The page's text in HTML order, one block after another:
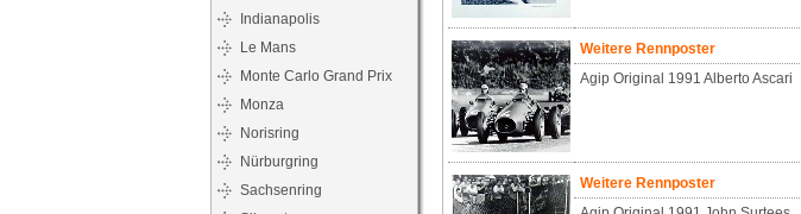
Indianapolis
Le Mans
Monte Carlo Grand Prix
Monza
Norisring
Nürburgring
Sachsenring
Weitere Rennposter
Agip Original 1991 Alberto Ascari
Weitere Rennposter